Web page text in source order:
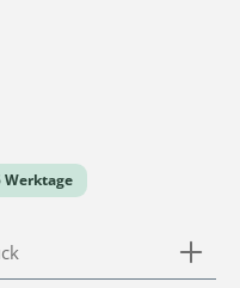
5 Sternen
Werktage
Wert ein